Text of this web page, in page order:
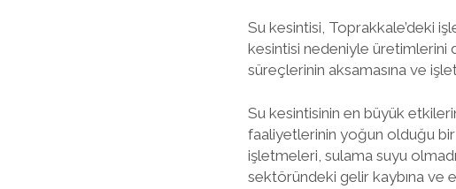
Su kesintisi, Toprakkale’deki
kesintisi nedeniyle üretimlerini
süreçlerinin aksamasına ve
Su kesintisinin en büyük
faaliyetlerinin yoğun olduğu
işletmeleri, sulama suyu
sektöründeki gelir kaybına ve